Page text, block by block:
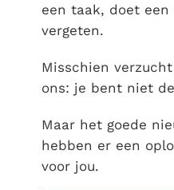
een taak, doet
vergeten.
Misschien
ons: je bent niet
Maar het goede
hebben er een
voor jou.